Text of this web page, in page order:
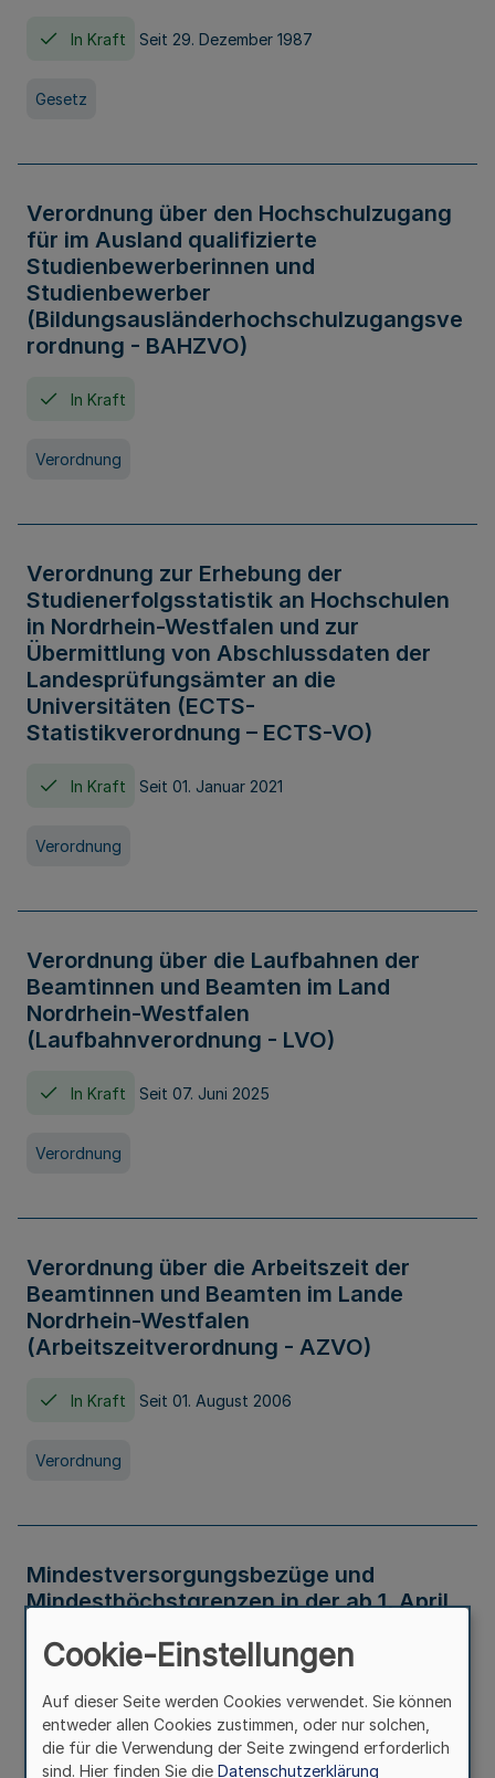
In Kraft Seit 29. Dezember 1987
Gesetz
Verordnung über den Hochschulzugang
für im Ausland qualifizierte
Studienbewerberinnen und
Studienbewerber
(Bildungsausländerhochschulzugangsve
rordnung - BAHZVO)
In Kraft
Verordnung
Verordnung zur Erhebung der
Studienerfolgsstatistik an Hochschulen
in Nordrhein-Westfalen und zur
Übermittlung von Abschlussdaten der
Landesprüfungsämter an die
Universitäten (ECTS-
Statistikverordnung – ECTS-VO)
In Kraft Seit 01. Januar 2021
Verordnung
Verordnung über die Laufbahnen der
Beamtinnen und Beamten im Land
Nordrhein-Westfalen
(Laufbahnverordnung - LVO)
In Kraft Seit 07. Juni 2025
Verordnung
Verordnung über die Arbeitszeit der
Beamtinnen und Beamten im Lande
Nordrhein-Westfalen
(Arbeitszeitverordnung - AZVO)
In Kraft Seit 01. August 2006
Verordnung
Mindestversorgungsbezüge und
Mindesthöchstgrenzen in der ab 1. April
Verwaltungsvorschrift
Cookie-Einstellungen
Auf dieser Seite werden Cookies verwendet. Sie können
entweder allen Cookies zustimmen, oder nur solchen,
die für die Verwendung der Seite zwingend erforderlich
sind. Hier finden Sie die Datenschutzerklärung